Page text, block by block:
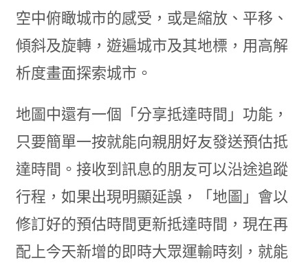
空中俯瞰城市的感受，或是縮放、平移、
傾斜及旋轉，遊遍城市及其地標，用高解
析度畫面探索城市。
地圖中還有一個「分享抵達時間」功能，
只要簡單一按就能向親朋好友發送預估抵
達時間。接收到訊息的朋友可以沿途追蹤
行程，如果出現明顯延誤，「地圖」會以
修訂好的預估時間更新抵達時間，現在再
配上今天新增的即時大眾運輸時刻，就能